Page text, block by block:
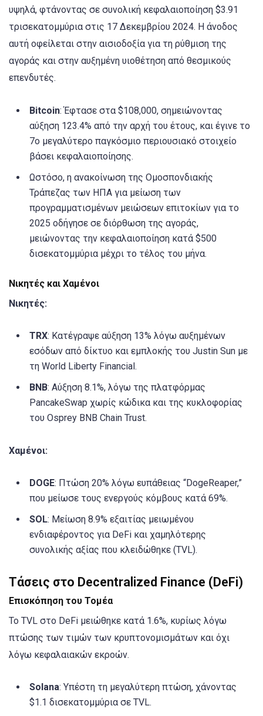
υψηλά, φτάνοντας σε συνολική κεφαλαιοποίηση $3.91
τρισεκατομμύρια στις 17 Δεκεμβρίου 2024. Η άνοδος
αυτή οφείλεται στην αισιοδοξία για τη ρύθμιση της
αγοράς και στην αυξημένη υιοθέτηση από θεσμικούς
επενδυτές.
Bitcoin: Έφτασε στα $108,000, σημειώνοντας
αύξηση 123.4% από την αρχή του έτους, και έγινε το
7ο μεγαλύτερο παγκόσμιο περιουσιακό στοιχείο
βάσει κεφαλαιοποίησης.
Ωστόσο, η ανακοίνωση της Ομοσπονδιακής
Τράπεζας των ΗΠΑ για μείωση των
προγραμματισμένων μειώσεων επιτοκίων για το
2025 οδήγησε σε διόρθωση της αγοράς,
μειώνοντας την κεφαλαιοποίηση κατά $500
δισεκατομμύρια μέχρι το τέλος του μήνα.
Νικητές και Χαμένοι
Νικητές:
TRX: Κατέγραψε αύξηση 13% λόγω αυξημένων
εσόδων από δίκτυο και εμπλοκής του Justin Sun με
τη World Liberty Financial.
BNB: Αύξηση 8.1%, λόγω της πλατφόρμας
PancakeSwap χωρίς κώδικα και της κυκλοφορίας
του Osprey BNB Chain Trust.
Χαμένοι:
DOGE: Πτώση 20% λόγω ευπάθειας “DogeReaper,”
που μείωσε τους ενεργούς κόμβους κατά 69%.
SOL: Μείωση 8.9% εξαιτίας μειωμένου
ενδιαφέροντος για DeFi και χαμηλότερης
συνολικής αξίας που κλειδώθηκε (TVL).
Τάσεις στο Decentralized Finance (DeFi)
Επισκόπηση του Τομέα
Το TVL στο DeFi μειώθηκε κατά 1.6%, κυρίως λόγω
πτώσης των τιμών των κρυπτονομισμάτων και όχι
λόγω κεφαλαιακών εκροών.
Solana: Υπέστη τη μεγαλύτερη πτώση, χάνοντας
$1.1 δισεκατομμύρια σε TVL.